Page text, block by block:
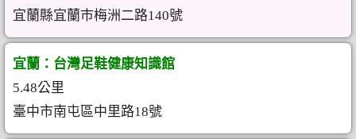
宜蘭縣宜蘭市梅洲二路140號
宜蘭：台灣足鞋健康知識館
5.48公里
臺中市南屯區中里路18號